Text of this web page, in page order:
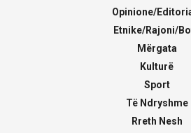
Opinione/
Etnike/Rajoni/
Mërgata
Kulturë
Sport
Të Ndryshme
Rreth Nesh